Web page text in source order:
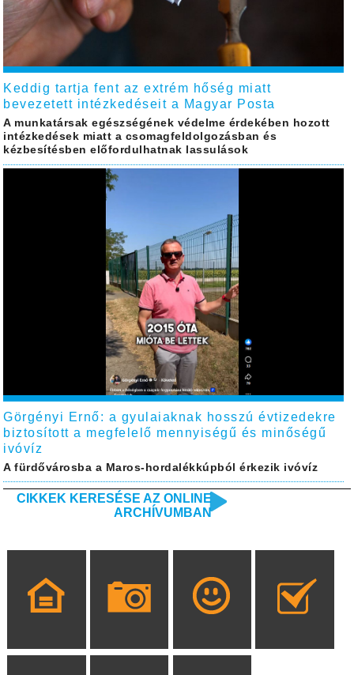
Keddig tartja fent az extrém hőség miatt
bevezetett intézkedéseit a Magyar Posta
A munkatársak egészségének védelme érdekében hozott
intézkedések miatt a csomagfeldolgozásban és
kézbesítésben előfordulhatnak lassulások
Görgényi Ernő: a gyulaiaknak hosszú évtizedekre
biztosított a megfelelő mennyiségű és minőségű
ivóvíz
A fürdővárosba a Maros-hordalékkúpból érkezik ivóvíz
CIKKEK KERESÉSE AZ ONLINE
ARCHÍVUMBAN